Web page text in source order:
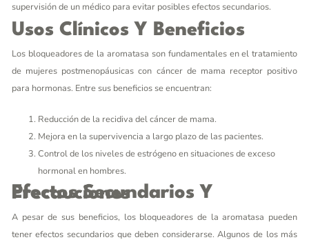
supervisión de un médico para evitar posibles efectos secundarios.
Usos Clínicos Y Beneficios
Los bloqueadores de la aromatasa son fundamentales en el tratamiento
de mujeres postmenopáusicas con cáncer de mama receptor positivo
para hormonas. Entre sus beneficios se encuentran:
Reducción de la recidiva del cáncer de mama.
Mejora en la supervivencia a largo plazo de las pacientes.
Control de los niveles de estrógeno en situaciones de exceso
hormonal en hombres.
Efectos Secundarios Y Precauciones
A pesar de sus beneficios, los bloqueadores de la aromatasa pueden
tener efectos secundarios que deben considerarse. Algunos de los más